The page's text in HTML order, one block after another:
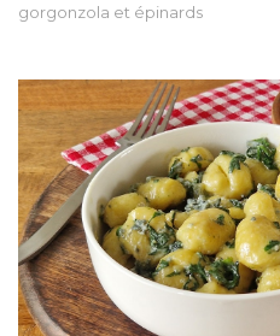
gorgonzola et épinards